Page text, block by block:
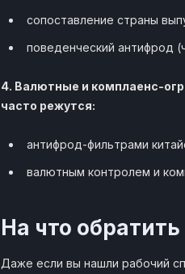
сопоставление страны
поведенческий антифрод
4. Валютные и комплаенс-
часто режутся:
антифрод-фильтрами
валютным контролем и
На что
Даже если вы нашли рабочий